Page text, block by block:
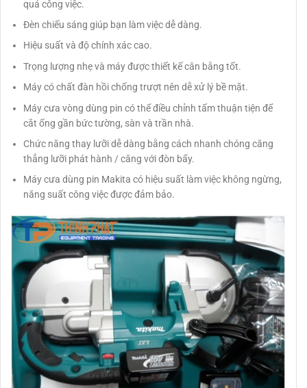
quả công việc.
Đèn chiếu sáng giúp bạn làm việc dễ dàng.
Hiệu suất và độ chính xác cao.
Trọng lượng nhẹ và máy được thiết kế cân bằng tốt.
Máy có chất đàn hồi chống trượt nên dễ xử lý bề mặt.
Máy cưa vòng dùng pin có thể điều chỉnh tấm thuận tiện để
cắt ống gần bức tường, sàn và trần nhà.
Chức năng thay lưỡi dễ dàng bằng cách nhanh chóng căng
thẳng lưỡi phát hành / căng với đòn bẩy.
Máy cưa dùng pin Makita có hiệu suất làm việc không ngừng,
năng suất công việc được đảm bảo.